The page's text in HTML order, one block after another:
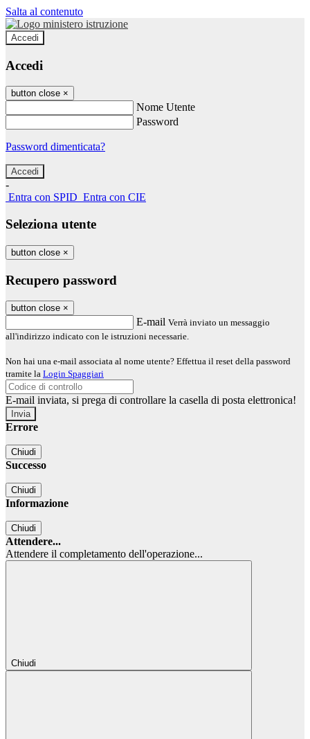
Salta al contenuto
Accedi
Accedi
button close ×
Nome Utente
Password
Password dimenticata?
-
Entra con SPID Entra con CIE
Seleziona utente
button close ×
Recupero password
button close ×
E-mail Verrà inviato un messaggio
all'indirizzo indicato con le istruzioni necessarie.
Non hai una e-mail associata al nome utente? Effettua il reset della password
tramite la Login Spaggiari
E-mail inviata, si prega di controllare la casella di posta elettronica!
Errore
Chiudi
Successo
Chiudi
Informazione
Chiudi
Attendere...
Attendere il completamento dell'operazione...
Chiudi